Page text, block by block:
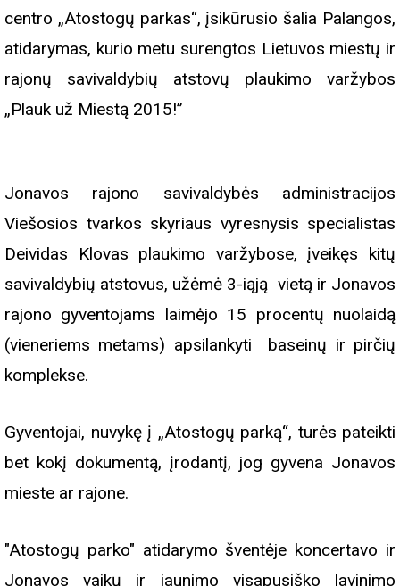
centro „Atostogų parkas“, įsikūrusio šalia Palangos,
atidarymas, kurio metu surengtos Lietuvos miestų ir
rajonų savivaldybių atstovų plaukimo varžybos
„Plauk už Miestą 2015!”
Jonavos rajono savivaldybės administracijos
Viešosios tvarkos skyriaus vyresnysis specialistas
Deividas Klovas plaukimo varžybose, įveikęs kitų
savivaldybių atstovus, užėmė 3-iąją vietą ir Jonavos
rajono gyventojams laimėjo 15 procentų nuolaidą
(vieneriems metams) apsilankyti baseinų ir pirčių
komplekse.
Gyventojai, nuvykę į „Atostogų parką“, turės pateikti
bet kokį dokumentą, įrodantį, jog gyvena Jonavos
mieste ar rajone.
"Atostogų parko" atidarymo šventėje koncertavo ir
Jonavos vaikų ir jaunimo visapusiško lavinimo